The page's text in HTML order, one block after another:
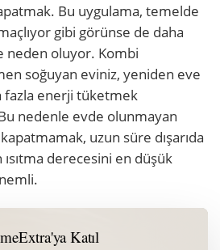
Bu uygulama, temelde
gibi görünse de daha
neden oluyor. Kombi
soğuyan eviniz, yeniden eve
fazla enerji tüketmek
nedenle evde olunmayan
uzun süre dışarıda
derecesini en düşük
Katıl